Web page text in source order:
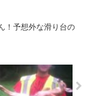
！予想外な滑り台の